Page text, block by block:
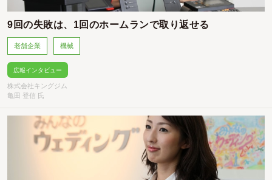
9回の失敗は、1回のホームランで取り返せる
老舗企業 機械
広報インタビュー
株式会社キングジム
亀田 登信 氏